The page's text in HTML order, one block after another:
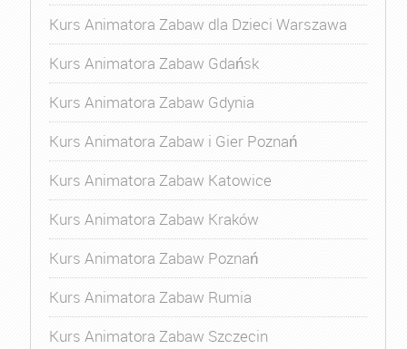
Kurs Animatora Zabaw dla Dzieci Warszawa
Kurs Animatora Zabaw Gdańsk
Kurs Animatora Zabaw Gdynia
Kurs Animatora Zabaw i Gier Poznań
Kurs Animatora Zabaw Katowice
Kurs Animatora Zabaw Kraków
Kurs Animatora Zabaw Poznań
Kurs Animatora Zabaw Rumia
Kurs Animatora Zabaw Szczecin